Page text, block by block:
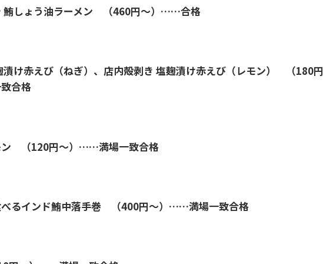
鮪しょう油ラーメン （460円～）……合格
漬け赤えび（ねぎ）、店内殻剥き 塩麹漬け赤えび（レモン） （180円
合格
ン （120円～）……満場一致合格
べるインド鮪中落手巻 （400円～）……満場一致合格